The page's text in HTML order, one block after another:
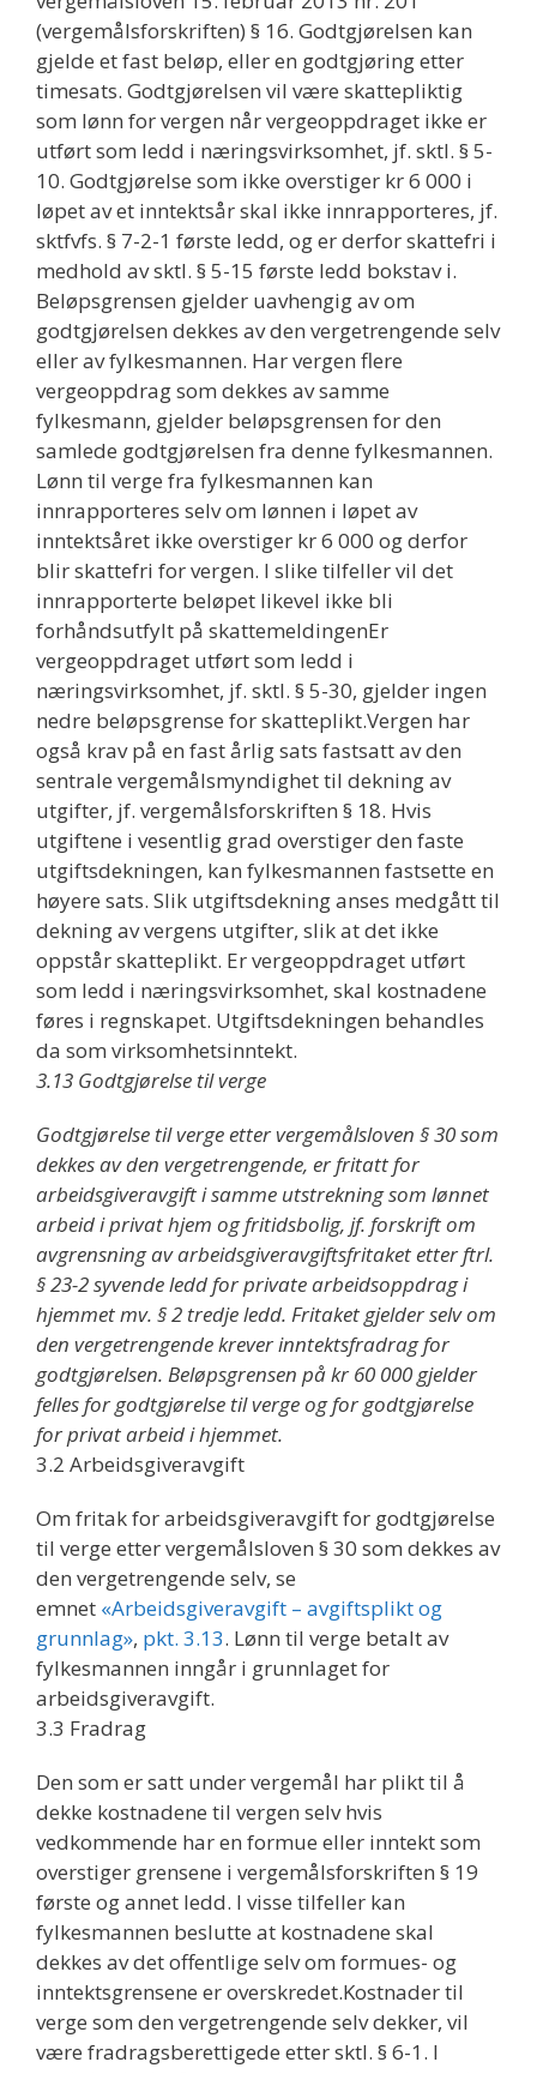
(vergemålsforskriften) § 16. Godtgjørelsen kan
gjelde et fast beløp, eller en godtgjøring etter
timesats. Godtgjørelsen vil være skattepliktig
som lønn for vergen når vergeoppdraget ikke er
utført som ledd i næringsvirksomhet, jf. sktl. § 5-
10. Godtgjørelse som ikke overstiger kr 6 000 i
løpet av et inntektsår skal ikke innrapporteres, jf.
sktfvfs. § 7-2-1 første ledd, og er derfor skattefri i
medhold av sktl. § 5-15 første ledd bokstav i.
Beløpsgrensen gjelder uavhengig av om
godtgjørelsen dekkes av den vergetrengende selv
eller av fylkesmannen. Har vergen flere
vergeoppdrag som dekkes av samme
fylkesmann, gjelder beløpsgrensen for den
samlede godtgjørelsen fra denne fylkesmannen.
Lønn til verge fra fylkesmannen kan
innrapporteres selv om lønnen i løpet av
inntektsåret ikke overstiger kr 6 000 og derfor
blir skattefri for vergen. I slike tilfeller vil det
innrapporterte beløpet likevel ikke bli
forhåndsutfylt på skattemeldingenEr
vergeoppdraget utført som ledd i
næringsvirksomhet, jf. sktl. § 5-30, gjelder ingen
nedre beløpsgrense for skatteplikt.Vergen har
også krav på en fast årlig sats fastsatt av den
sentrale vergemålsmyndighet til dekning av
utgifter, jf. vergemålsforskriften § 18. Hvis
utgiftene i vesentlig grad overstiger den faste
utgiftsdekningen, kan fylkesmannen fastsette en
høyere sats. Slik utgiftsdekning anses medgått til
dekning av vergens utgifter, slik at det ikke
oppstår skatteplikt. Er vergeoppdraget utført
som ledd i næringsvirksomhet, skal kostnadene
føres i regnskapet. Utgiftsdekningen behandles
da som virksomhetsinntekt.
3.13 Godtgjørelse til verge
Godtgjørelse til verge etter vergemålsloven § 30 som
dekkes av den vergetrengende, er fritatt for
arbeidsgiveravgift i samme utstrekning som lønnet
arbeid i privat hjem og fritidsbolig, jf. forskrift om
avgrensning av arbeidsgiveravgiftsfritaket etter ftrl.
§ 23-2 syvende ledd for private arbeidsoppdrag i
hjemmet mv. § 2 tredje ledd. Fritaket gjelder selv om
den vergetrengende krever inntektsfradrag for
godtgjørelsen. Beløpsgrensen på kr 60 000 gjelder
felles for godtgjørelse til verge og for godtgjørelse
for privat arbeid i hjemmet.
3.2 Arbeidsgiveravgift
Om fritak for arbeidsgiveravgift for godtgjørelse
til verge etter vergemålsloven § 30 som dekkes av
den vergetrengende selv, se
emnet «Arbeidsgiveravgift – avgiftsplikt og
grunnlag», pkt. 3.13. Lønn til verge betalt av
fylkesmannen inngår i grunnlaget for
arbeidsgiveravgift.
3.3 Fradrag
Den som er satt under vergemål har plikt til å
dekke kostnadene til vergen selv hvis
vedkommende har en formue eller inntekt som
overstiger grensene i vergemålsforskriften § 19
første og annet ledd. I visse tilfeller kan
fylkesmannen beslutte at kostnadene skal
dekkes av det offentlige selv om formues- og
inntektsgrensene er overskredet.Kostnader til
verge som den vergetrengende selv dekker, vil
være fradragsberettigede etter sktl. § 6-1. I